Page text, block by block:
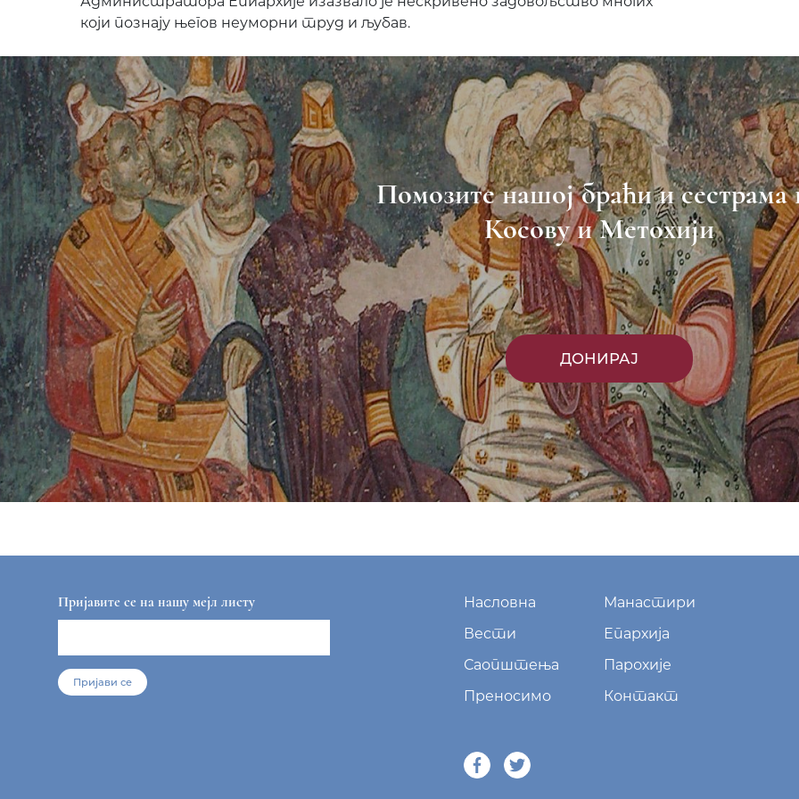
који познају његов неуморни труд и љубав.
Помозите нашој браћи и сестрама
Косову и Метохији
ДОНИРАЈ
Пријавите се на нашу мејл листу
Пријави се
Насловна
Манастири
Вести
Епархија
Саопштења
Парохије
Преносимо
Контакт